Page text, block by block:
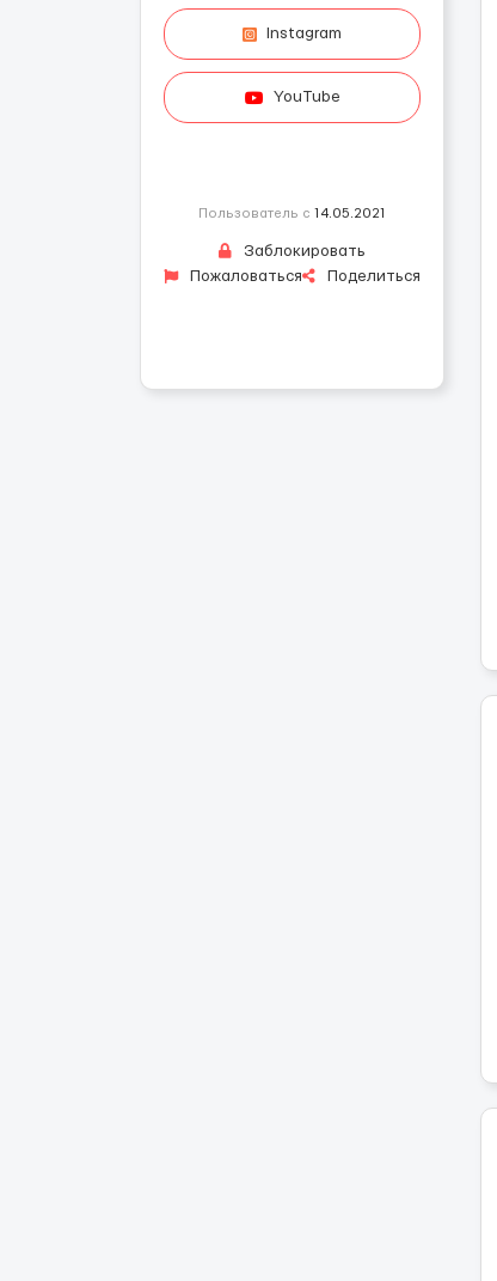
Instagram
YouTube
Пользователь с 14.05.2021
Заблокировать
Пожаловаться
Поделиться